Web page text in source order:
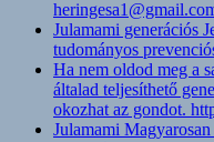
Julamami generációs
tudományos
Ha nem oldod meg a
általad teljesíthető
okozhat az gondot.
Julamami